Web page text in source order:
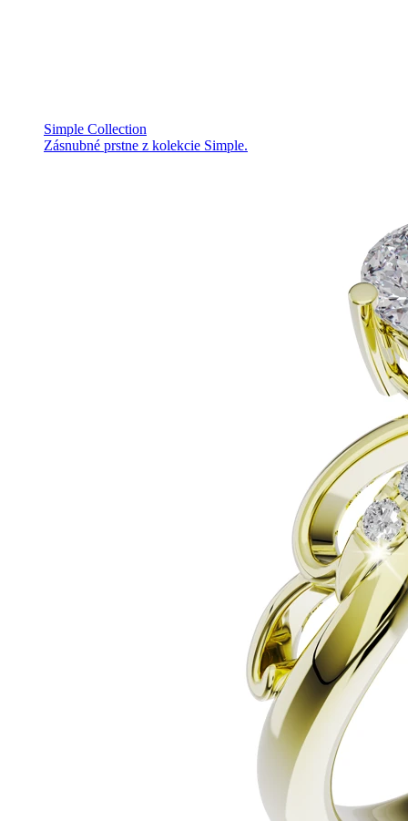
Simple Collection
Zásnubné prstne z kolekcie Simple.